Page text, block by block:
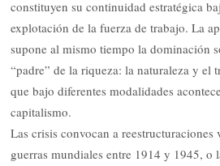
constituyen su continuidad estratégica
explotación de la fuerza de trabajo. La
supone al mismo tiempo la dominación
“padre” de la riqueza: la naturaleza y el
que bajo diferentes modalidades
capitalismo.
Las crisis convocan a reestructuraciones
guerras mundiales entre 1914 y 1945, o